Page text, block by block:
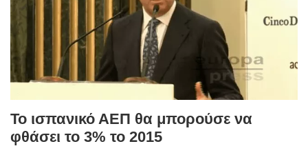
Το ισπανικό ΑΕΠ θα μπορούσε να
φθάσει το 3% το 2015